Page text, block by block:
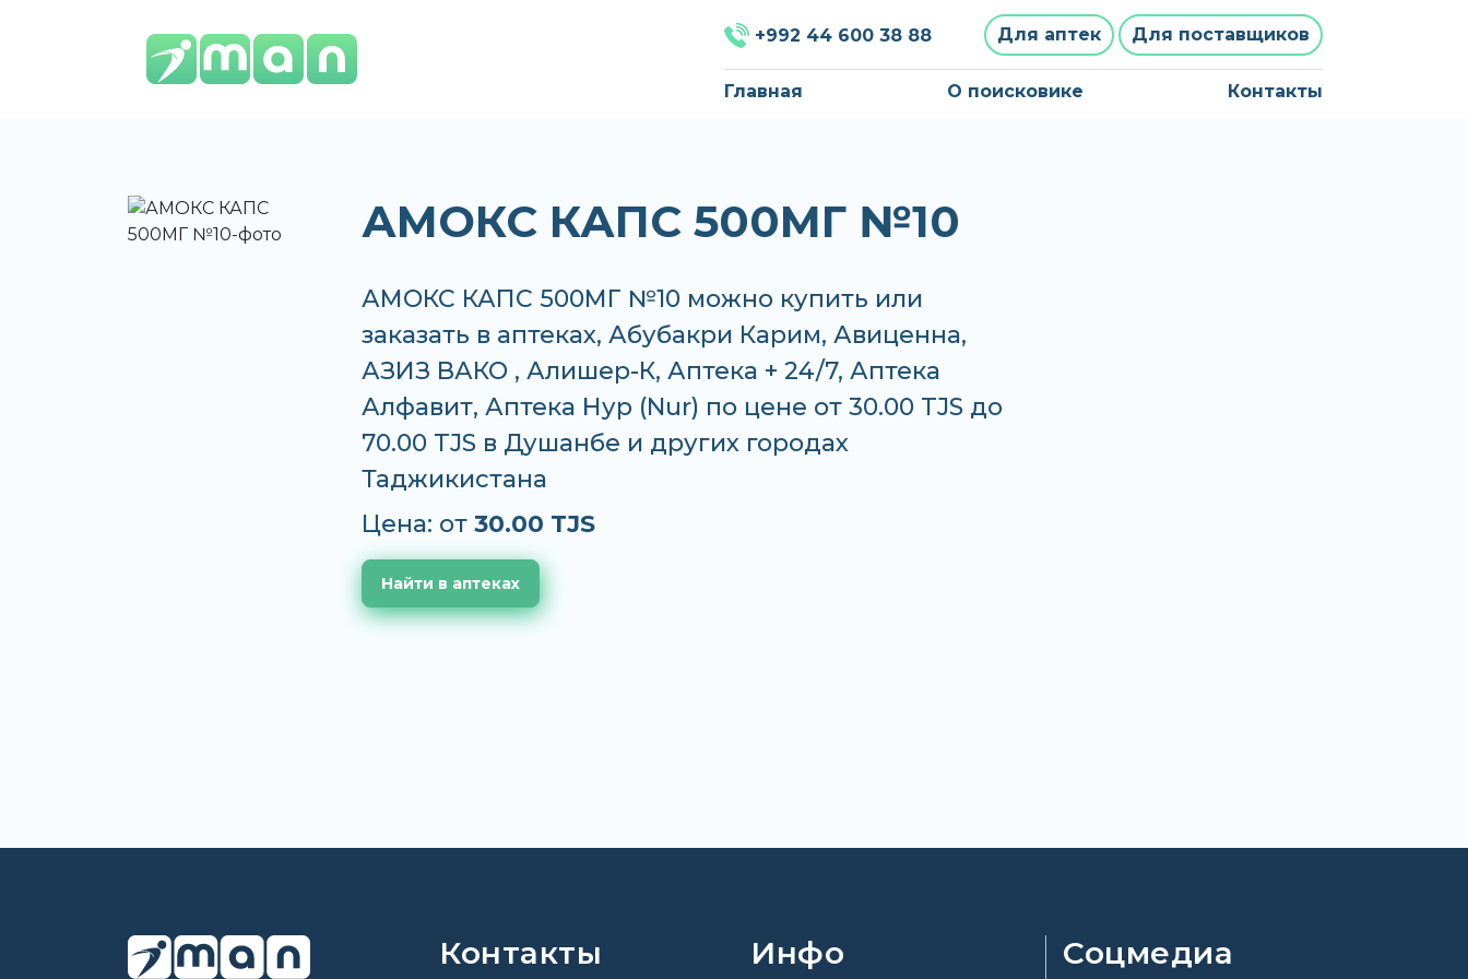
+992 44 600 38 88 Для аптек Для поставщиков
Главная О поисковике Контакты
АМОКС КАПС 500МГ №10
АМОКС КАПС 500МГ №10 можно купить или
заказать в аптеках, Абубакри Карим, Авиценна,
АЗИЗ ВАКО , Алишер-К, Аптека + 24/7, Аптека
Алфавит, Аптека Нур (Nur) по цене от 30.00 TJS до
70.00 TJS в Душанбе и других городах
Таджикистана
Цена: от 30.00 TJS
Найти в аптеках
Контакты Инфо Соцмедиа